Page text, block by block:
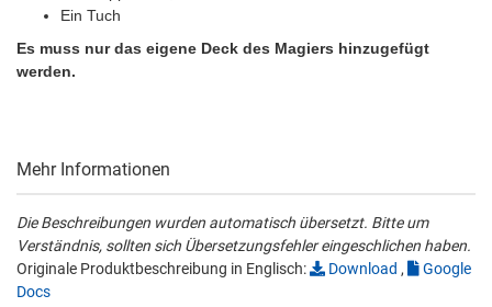
Ein Tuch
Es muss nur das eigene Deck des Magiers hinzugefügt
werden.
Mehr Informationen
Die Beschreibungen wurden automatisch übersetzt. Bitte um
Verständnis, sollten sich Übersetzungsfehler eingeschlichen haben.
Originale Produktbeschreibung in Englisch:
Download ,
Google
Docs